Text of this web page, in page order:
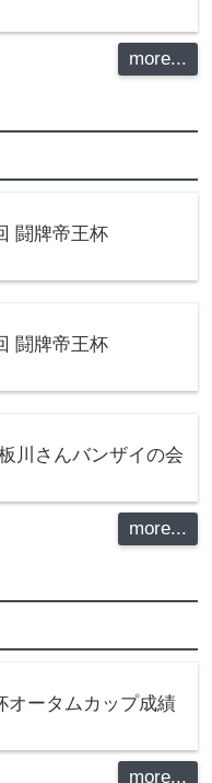
more...
闘牌帝王杯
闘牌帝王杯
川さんバンザイの会
more...
オータムカップ成績
more...